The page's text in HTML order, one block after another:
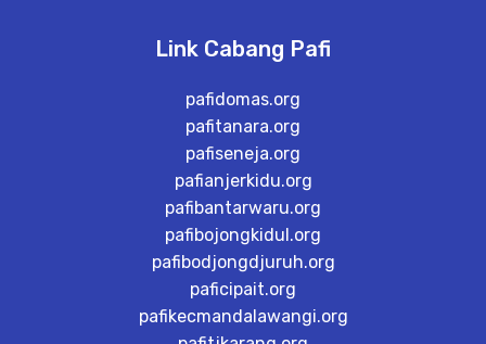
Link Cabang Pafi
pafidomas.org
pafitanara.org
pafiseneja.org
pafianjerkidu.org
pafibantarwaru.org
pafibojongkidul.org
pafibodjongdjuruh.org
paficipait.org
pafikecmandalawangi.org